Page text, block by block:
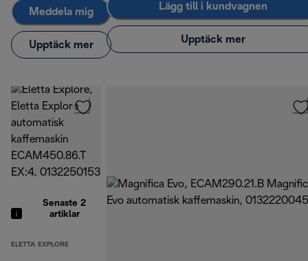
Meddela mig
Upptäck mer
Lägg till i kundvagnen
Upptäck mer
Senaste 2
artiklar
ELETTA EXPLORE